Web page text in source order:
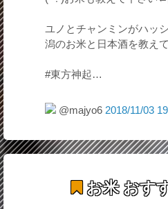
ユノとチャンミンがハッ
潟のお米と日本酒を教え
#東方神起…
@majyo6 2018/11/03
お米おす